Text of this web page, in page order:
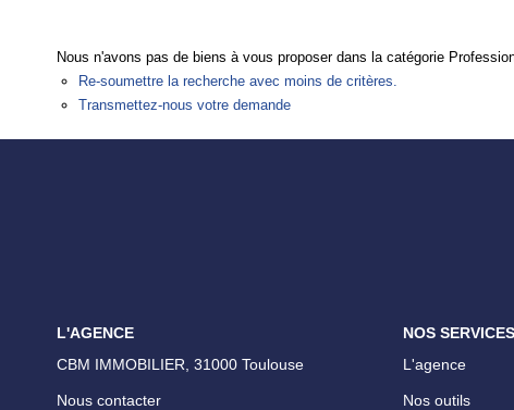
Nous n'avons pas de biens à vous proposer dans la catégorie
Re-soumettre la recherche avec moins de critères.
Transmettez-nous votre demande
L'AGENCE
CBM IMMOBILIER, 31000 Toulouse
Nous contacter
NOS SERVICES
L'agence
Nos outils